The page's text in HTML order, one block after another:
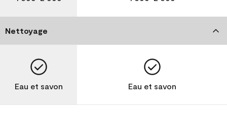
Nettoyage
Eau et savon Eau et savon